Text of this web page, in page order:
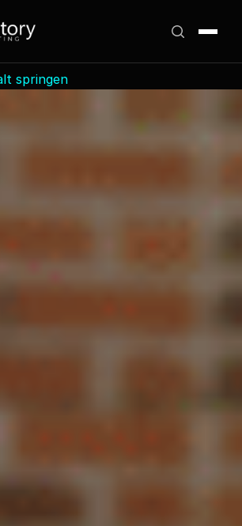
springen